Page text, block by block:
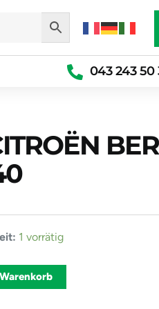
043 243 50
1 vorrätig